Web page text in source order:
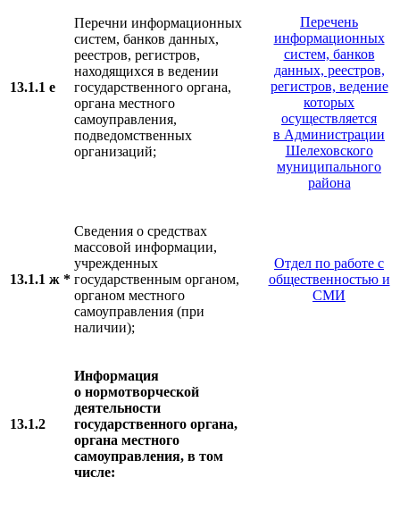
13.1.1 е
Перечни информационных
систем, банков данных,
реестров, регистров,
находящихся в ведении
государственного органа,
органа местного
самоуправления,
подведомственных
организаций;
Перечень
информационных
систем, банков
данных, реестров,
регистров, ведение
которых
осуществляется
в Администрации
Шелеховского
муниципального
района
13.1.1 ж *
Сведения о средствах
массовой информации,
учрежденных
государственным органом,
органом местного
самоуправления (при
наличии);
Отдел по работе с
общественностью и
СМИ
13.1.2
Информация
о нормотворческой
деятельности
государственного органа,
органа местного
самоуправления, в том
числе: